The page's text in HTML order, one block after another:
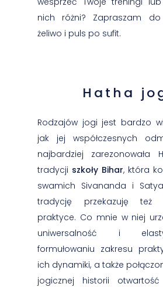
nich różni? Zapraszam
żeliwo i puls po sufit.
Hatha
Rodzajów jogi jest bardzo
jak jej współczesnych
najbardziej
tradycji szkoły Bihar, która
swamich Sivananda i
tradycję przekazuję też
praktyce. Co mnie w niej
uniwersalność i
formułowaniu zakresu
ich dynamiki, a także
jogicznej historii